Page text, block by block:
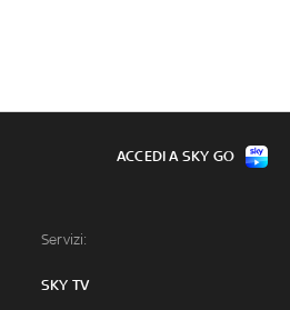
Servizi:
SKY TV
ACCEDI A SKY GO